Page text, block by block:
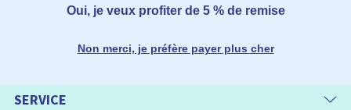
Oui, je veux profiter de 5 % de remise
Non merci, je préfère payer plus cher
SERVICE